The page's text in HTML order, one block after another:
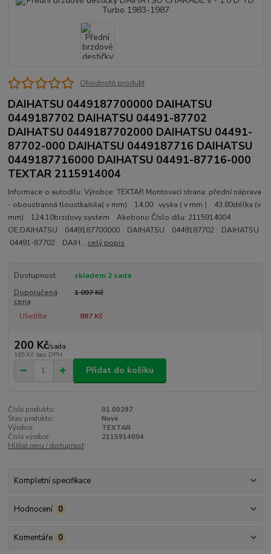
Ohodnotit produkt
DAIHATSU 0449187700000 DAIHATSU
0449187702 DAIHATSU 04491-87702
DAIHATSU 0449187702000 DAIHATSU 04491-
87702-000 DAIHATSU 0449187716 DAIHATSU
0449187716000 DAIHATSU 04491-87716-000
TEXTAR 2115914004
Informace o autodílu: Výrobce: TEXTAR Montovací strana: přední náprava
- oboustranná tloustka/sila( v mm) 14.00 vyska ( v mm ) 43.80délka (v
mm) 124.10brzdovy system Akebono Číslo dílu: 2115914004
OE:DAIHATSU 0449187700000 DAIHATSU 0449187702 DAIHATSU
04491-87702 DAIH... celý popis
Dostupnost
skladem 2 sada
Doporučená
cena
1 097 Kč
Ušetříte 897 Kč
200 Kč/sada
165 Kč bez DPH
Přidat do košíku
Číslo produktu:
01.00297
Stav produktu:
Nové
Výrobce:
TEXTAR
Číslo výrobce:
2115914004
Hlídat cenu / dostupnost
Kompletní specifikace
Hodnocení 0
Komentáře 0